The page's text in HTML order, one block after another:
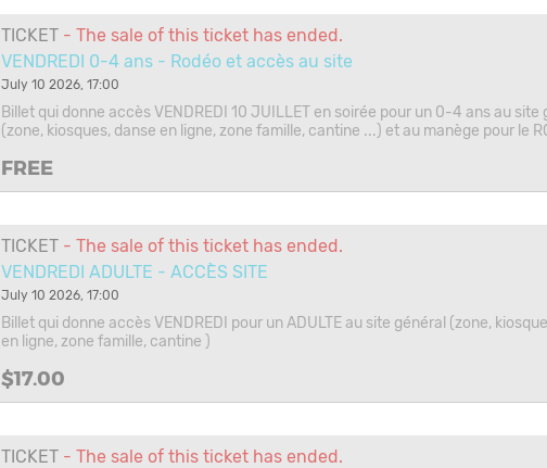
TICKET- The sale of this ticket has ended.
VENDREDI 0-4 ans - Rodéo et accès au site
July 10 2026, 17:00
Billet qui donne accès VENDREDI 10 JUILLET en soirée pour un 0-4 ans au site
(zone, kiosques, danse en ligne, zone famille, cantine ...) et au manège pour le
FREE
TICKET- The sale of this ticket has ended.
VENDREDI ADULTE - ACCÈS SITE
July 10 2026, 17:00
Billet qui donne accès VENDREDI pour un ADULTE au site général (zone,
en ligne, zone famille, cantine )
$17.00
TICKET- The sale of this ticket has ended.